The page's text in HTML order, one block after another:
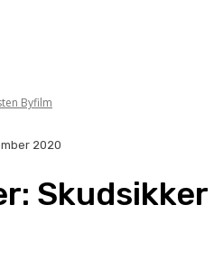
Byfilm
2020
Skudsikker